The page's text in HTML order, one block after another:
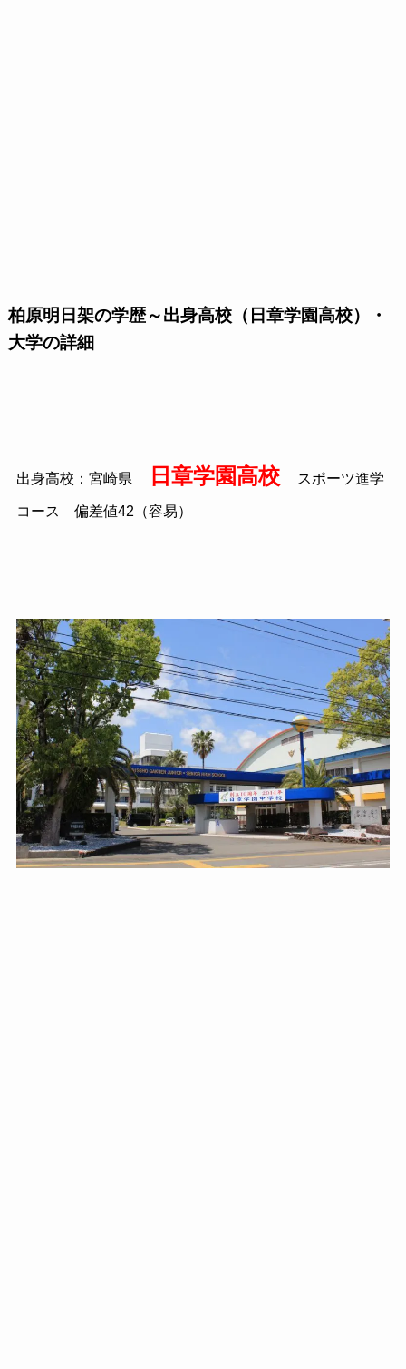
柏原明日架の学歴～出身高校（日章学園高校）・
大学の詳細
出身高校：宮崎県 日章学園高校 スポーツ進学
コース 偏差値42（容易）